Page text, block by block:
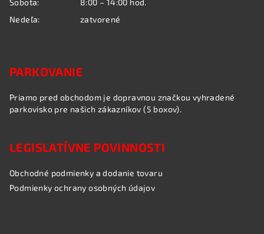
Sobota:
8:00 – 14:00 hod.
Nedeľa:
zatvorené
PARKOVANIE
Priamo pred obchodom je dopravnou značkou vyhradené
parkovisko pre našich zákazníkov (5 boxov).
LEGISLATÍVNE POVINNOSTI
Obchodné podmienky a dodanie tovaru
Podmienky ochrany osobných údajov